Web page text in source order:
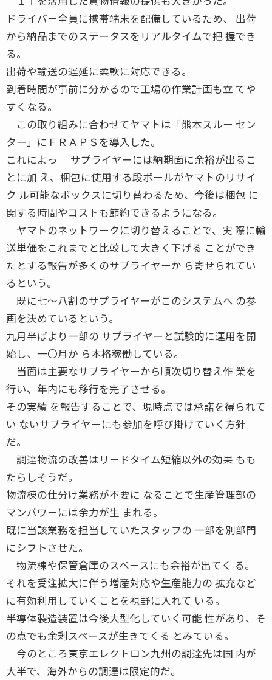
ドライバー全員に携帯端末を配備しているため、 出荷
から納品までのステータスをリアルタイムで把 握でき
る。
出荷や輸送の遅延に柔軟に対応できる。
到着時間が事前に分かるので工場の作業計画も立 てや
すくなる。
この取り組みに合わせてヤマトは「熊本スルー セン
ター」にＦＲＡＰＳを導入した。
これによっ サプライヤーには納期面に余裕が出るこ
とに加 え、梱包に使用する段ボールがヤマトのリサイ
ク ル可能なボックスに切り替わるため、今後は梱包 に
関する時間やコストも節約できるようになる。
ヤマトのネットワークに切り替えることで、実 際に輸
送単価をこれまでと比較して大きく下げる ことができ
たとする報告が多くのサプライヤーか ら寄せられてい
るという。
既に七〜八割のサプライヤーがこのシステムへ の参
画を決めているという。
九月半ばより一部の サプライヤーと試験的に運用を開
始し、一〇月か ら本格稼働している。
当面は主要なサプライヤーから順次切り替え作 業を
行い、年内にも移行を完了させる。
その実績 を報告することで、現時点では承諾を得られて
い ないサプライヤーにも参加を呼び掛けていく方針
だ。
調達物流の改善はリードタイム短縮以外の効果 もも
たらしそうだ。
物流棟の仕分け業務が不要に なることで生産管理部の
マンパワーには余力が生 まれる。
既に当該業務を担当していたスタッフの 一部を別部門
にシフトさせた。
物流棟や保管倉庫のスペースにも余裕が出てく る。
それを受注拡大に伴う増産対応や生産能力の 拡充など
に有効利用していくことを視野に入れて いる。
半導体製造装置は今後大型化していく可能 性があり、そ
の点でも余剰スペースが生きてくる とみている。
今のところ東京エレクトロン九州の調達先は国 内が
大半で、海外からの調達は限定的だ。